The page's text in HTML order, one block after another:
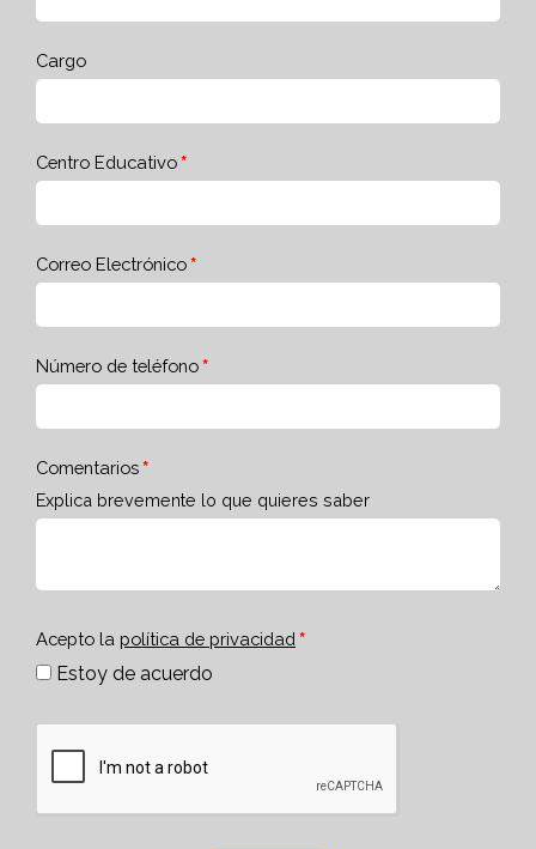
Cargo
Centro Educativo
Correo Electrónico
Número de teléfono
Comentarios
Explica brevemente lo que quieres saber
Acepto la política de privacidad
Estoy de acuerdo